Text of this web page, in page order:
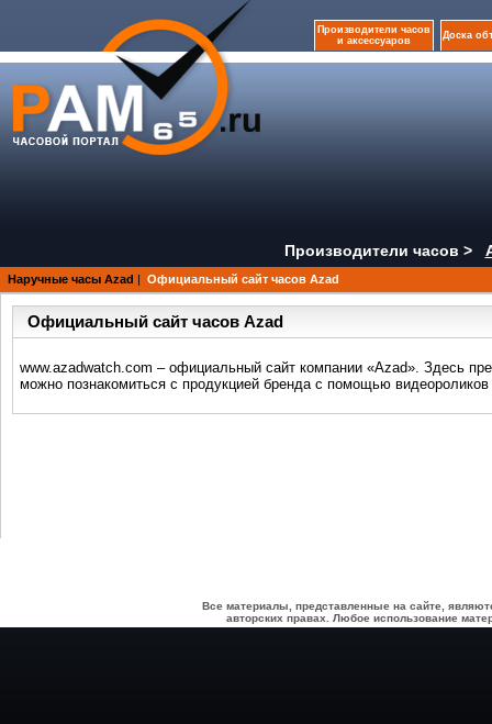
Производители часов
и аксессуаров
Доска
Производители часов >
Наручные часы Azad | Официальный сайт часов Azad
Официальный сайт часов Azad
www.azadwatch.com – официальный сайт компании «Azad». Здесь
можно познакомиться с продукцией бренда с помощью
Все материалы, представленные на сайте,
авторских правах. Любое использование